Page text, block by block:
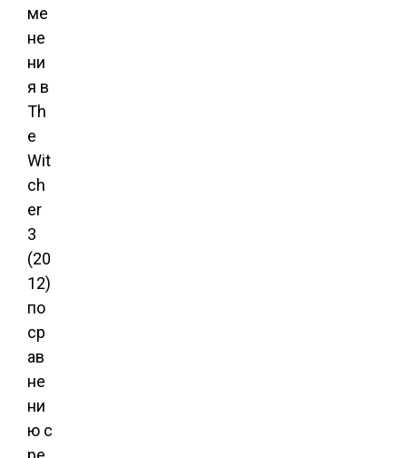
ме
не
ни
я в
Th
e
Wit
ch
er
3
(20
12)
по
ср
ав
не
ни
ю с